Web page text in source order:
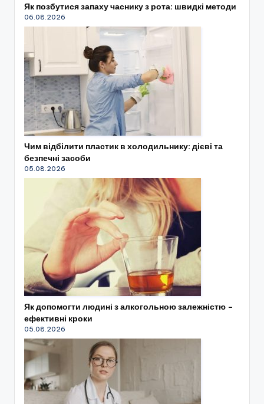
Як позбутися запаху часнику з рота: швидкі методи
06.08.2026
Чим відбілити пластик в холодильнику: дієві та
безпечні засоби
05.08.2026
Як допомогти людині з алкогольною залежністю –
ефективні кроки
05.08.2026